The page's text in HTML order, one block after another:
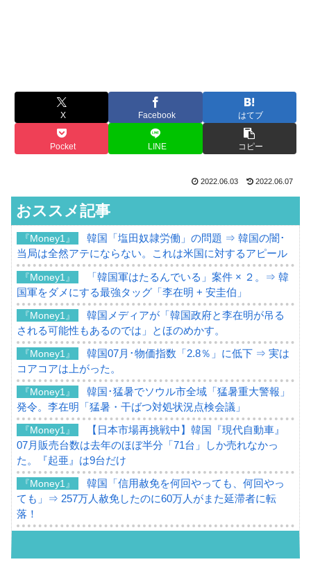
X Facebook はてブ
Pocket LINE コピー
2022.06.03 2022.06.07
おススメ記事
『Money1』
韓国「塩田奴隷労働」の問題 ⇒ 韓国の闇･
当局は全然アテにならない。これは米国に対するアピール
『Money1』
「韓国軍はたるんでいる」案件 × ２。⇒ 韓
国軍をダメにする最強タッグ「李在明 + 安圭伯」
『Money1』
韓国メディアが「韓国政府と李在明が吊る
される可能性もあるのでは」とほのめかす。
『Money1』
韓国07月･物価指数「2.8％」に低下 ⇒ 実は
コアコアは上がった。
『Money1』
韓国･猛暑でソウル市全域「猛暑重大警報」
発令。李在明「猛暑・干ばつ対処状況点検会議」
『Money1』
【日本市場再挑戦中】韓国『現代自動車』
07月販売台数は去年のほぼ半分「71台」しか売れなかっ
た。『起亜』は9台だけ
『Money1』
韓国「信用赦免を何回やっても、何回やっ
ても」⇒ 257万人赦免したのに60万人がまた延滞者に転
落！